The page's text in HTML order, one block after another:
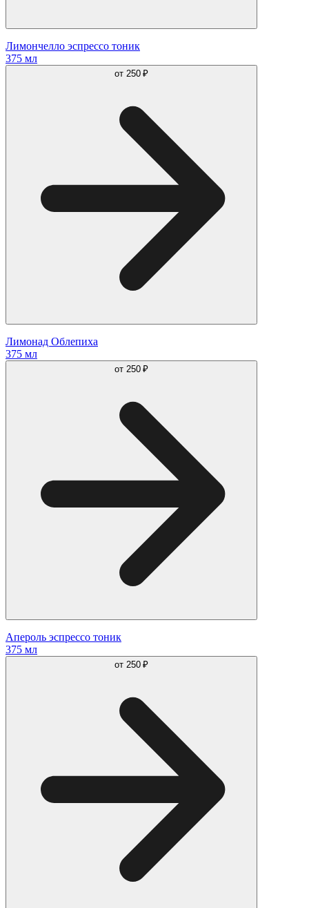
Лимончелло эспрессо тоник
375 мл
от 250 ₽
Лимонад Облепиха
375 мл
от 250 ₽
Апероль эспрессо тоник
375 мл
от 250 ₽